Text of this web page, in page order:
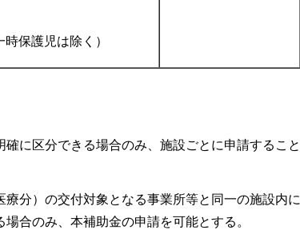
保護児は除く）
に区分できる場合のみ、施設ごとに申請すること
分）の交付対象となる事業所等と同一の施設内に
合のみ、本補助金の申請を可能とする。